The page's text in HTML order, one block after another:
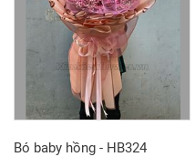
Bó baby hồng - HB324